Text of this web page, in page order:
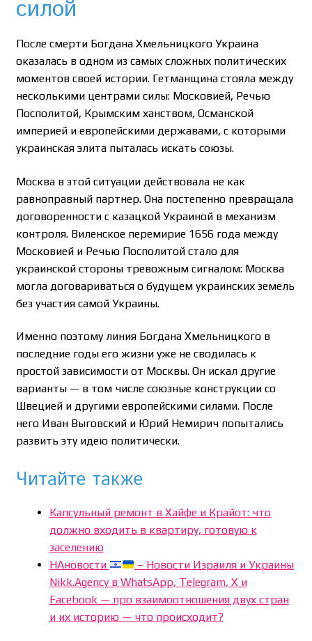
силой
После смерти Богдана Хмельницкого Украина
оказалась в одном из самых сложных политических
моментов своей истории. Гетманщина стояла между
несколькими центрами силы: Московией, Речью
Посполитой, Крымским ханством, Османской
империей и европейскими державами, с которыми
украинская элита пыталась искать союзы.
Москва в этой ситуации действовала не как
равноправный партнер. Она постепенно превращала
договоренности с казацкой Украиной в механизм
контроля. Виленское перемирие 1656 года между
Московией и Речью Посполитой стало для
украинской стороны тревожным сигналом: Москва
могла договариваться о будущем украинских земель
без участия самой Украины.
Именно поэтому линия Богдана Хмельницкого в
последние годы его жизни уже не сводилась к
простой зависимости от Москвы. Он искал другие
варианты — в том числе союзные конструкции со
Швецией и другими европейскими силами. После
него Иван Выговский и Юрий Немирич попытались
развить эту идею политически.
Читайте также
Капсульный ремонт в Хайфе и Крайот: что
должно входить в квартиру, готовую к
заселению
НАновости
– Новости Израиля и Украины
Nikk.Agency в WhatsApp, Telegram, X и
Facebook — про взаимоотношения двух стран
и их историю — что происходит?